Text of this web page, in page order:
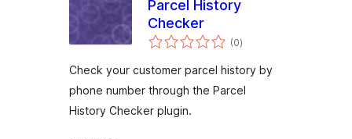
Parcel History
Checker
(0总
评)
Check your customer parcel history by
phone number through the Parcel
History Checker plugin.